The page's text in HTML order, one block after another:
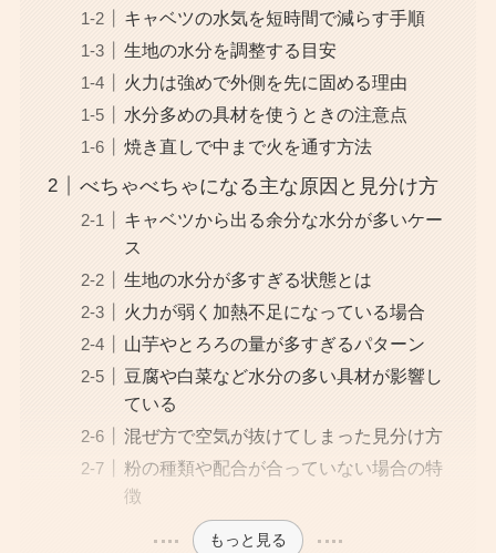
キャベツの水気を短時間で減らす手順
生地の水分を調整する目安
火力は強めで外側を先に固める理由
水分多めの具材を使うときの注意点
焼き直しで中まで火を通す方法
べちゃべちゃになる主な原因と見分け方
キャベツから出る余分な水分が多いケー
ス
生地の水分が多すぎる状態とは
火力が弱く加熱不足になっている場合
山芋やとろろの量が多すぎるパターン
豆腐や白菜など水分の多い具材が影響し
ている
混ぜ方で空気が抜けてしまった見分け方
粉の種類や配合が合っていない場合の特
徴
もっと見る